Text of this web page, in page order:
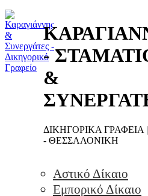
-
&
ΔΙΚΗΓΟΡΙΚΑ
- ΘΕΣΣΑΛΟΝΙΚΗ
Αστικό Δίκαιο
Εμπορικό Δίκαιο